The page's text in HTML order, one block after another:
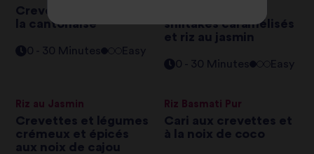
Crevettes et œufs à
la cantonaise
0 - 30 Minutes Easy
shiitakes caramélisés
et riz au jasmin
0 - 30 Minutes Easy
Riz au Jasmin
Crevettes et légumes
crémeux et épicés
aux noix de cajou
Riz Basmati Pur
Cari aux crevettes et
à la noix de coco